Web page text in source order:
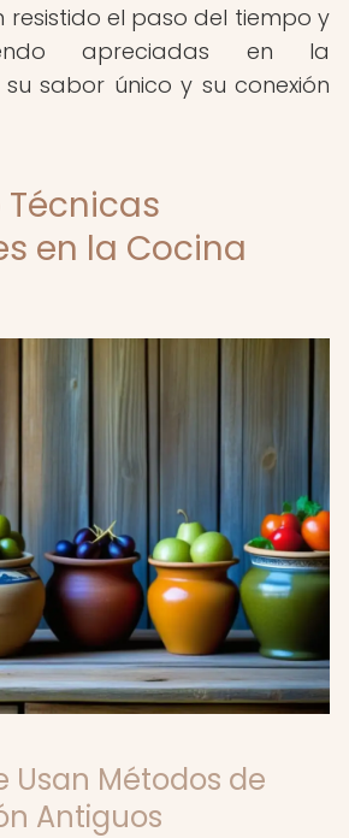
resistido el paso del tiempo y
apreciadas en la
sabor único y su conexión
en la Cocina
Usan Métodos de
Antiguos